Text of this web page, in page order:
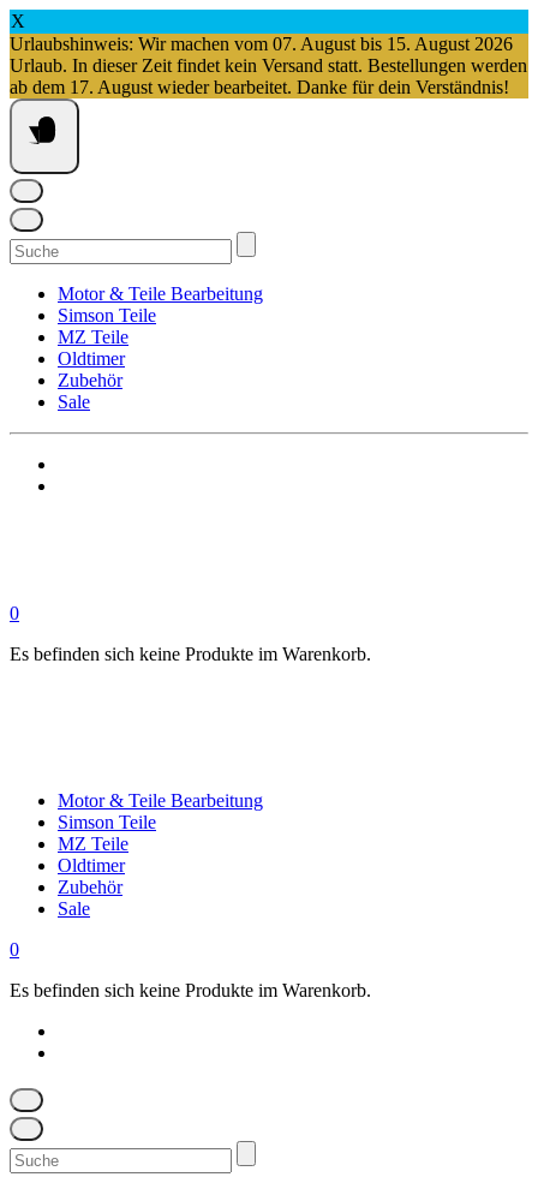
X
Urlaubshinweis: Wir machen vom 07. August bis 15. August 2026
Urlaub. In dieser Zeit findet kein Versand statt. Bestellungen werden
ab dem 17. August wieder bearbeitet. Danke für dein Verständnis!
Springe
zum
Inhalt
Suchen
nach:
Motor & Teile Bearbeitung
Simson Teile
MZ Teile
Oldtimer
Zubehör
Sale
0
Es befinden sich keine Produkte im Warenkorb.
Motor & Teile Bearbeitung
Simson Teile
MZ Teile
Oldtimer
Zubehör
Sale
0
Es befinden sich keine Produkte im Warenkorb.
Suchen
nach: